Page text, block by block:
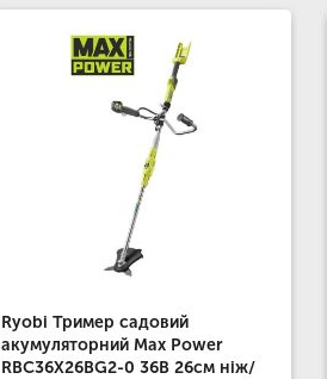
Ryobi Тример садовий
акумуляторний Max Power
RBC36X26BG2-0 36В 26см ніж/